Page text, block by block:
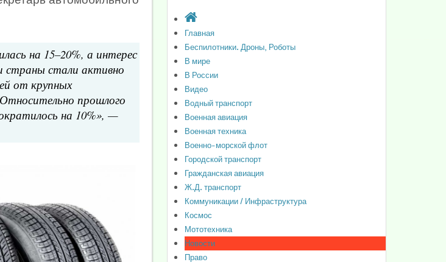
на 15–20%, а интерес
страны стали активно
от крупных
прошлого
на 10%», —
Главная
Беспилотники. Дроны, Роботы
В мире
В России
Видео
Водный транспорт
Военная авиация
Военная техника
Военно-морской флот
Городской транспорт
Гражданская авиация
Ж.Д. транспорт
Коммуникации / Инфраструктура
Космос
Мототехника
Новости
Право